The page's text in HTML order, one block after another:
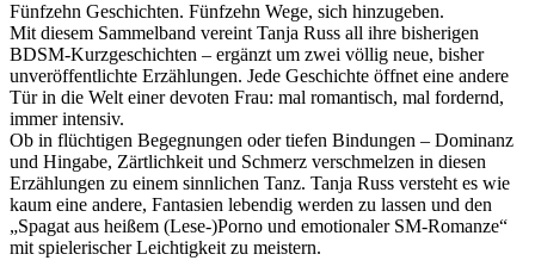
Fünfzehn Geschichten. Fünfzehn Wege, sich hinzugeben.
Mit diesem Sammelband vereint Tanja Russ all ihre bisherigen
BDSM-Kurzgeschichten – ergänzt um zwei völlig neue, bisher
unveröffentlichte Erzählungen. Jede Geschichte öffnet eine andere
Tür in die Welt einer devoten Frau: mal romantisch, mal fordernd,
immer intensiv.
Ob in flüchtigen Begegnungen oder tiefen Bindungen – Dominanz
und Hingabe, Zärtlichkeit und Schmerz verschmelzen in diesen
Erzählungen zu einem sinnlichen Tanz. Tanja Russ versteht es wie
kaum eine andere, Fantasien lebendig werden zu lassen und den
„Spagat aus heißem (Lese-)Porno und emotionaler SM-Romanze“
mit spielerischer Leichtigkeit zu meistern.